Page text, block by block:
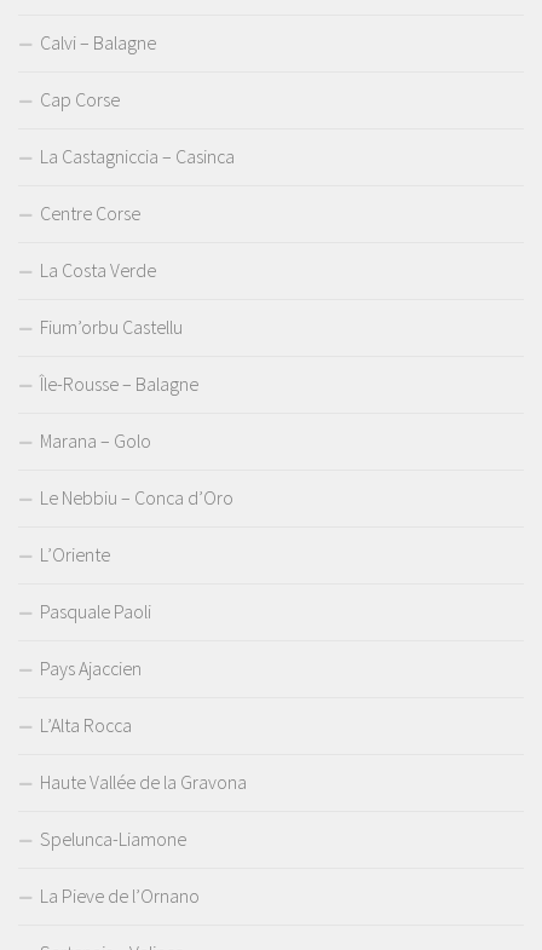
Calvi – Balagne
Cap Corse
La Castagniccia – Casinca
Centre Corse
La Costa Verde
Fium’orbu Castellu
Île-Rousse – Balagne
Marana – Golo
Le Nebbiu – Conca d’Oro
L’Oriente
Pasquale Paoli
Pays Ajaccien
L’Alta Rocca
Haute Vallée de la Gravona
Spelunca-Liamone
La Pieve de l’Ornano